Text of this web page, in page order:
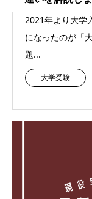
2021年より大学
になったのが「
題...
大学受験